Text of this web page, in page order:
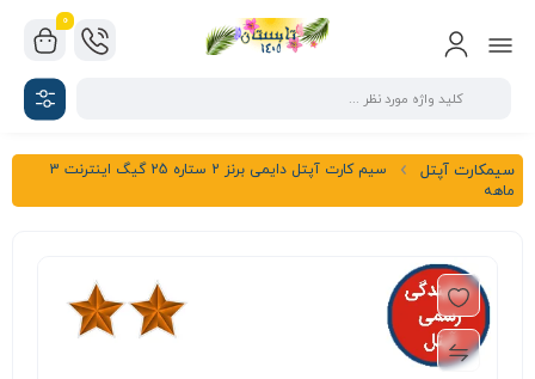
0
سیمکارت آپتل
سیم کارت آپتل دایمی برنز 2 ستاره 25 گیگ اینترنت 3
ماهه